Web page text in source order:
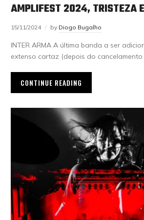
AMPLIFEST 2024, TRISTEZA
15/11/2024 by Diogo Bugalho
INTER ARMA A última banda a ser
extenso cartaz (depois do
CONTINUE READING